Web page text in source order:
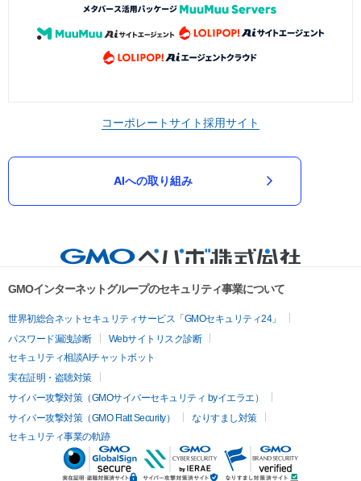
コーポレートサイト採用サイト
AIへの取り組み
GMOインターネットグループのセキュリティ事業について
世界初総合ネットセキュリティサービス「GMOセキュリティ24」
パスワード漏洩診断
Webサイトリスク診断
セキュリティ相談AIチャットボット
実在証明・盗聴対策
サイバー攻撃対策（GMOサイバーセキュリティ byイエラエ）
サイバー攻撃対策（GMO Flatt Security）
なりすまし対策
セキュリティ事業の軌跡